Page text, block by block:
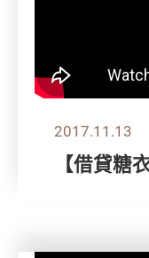
2017.11.13
【借貸糖